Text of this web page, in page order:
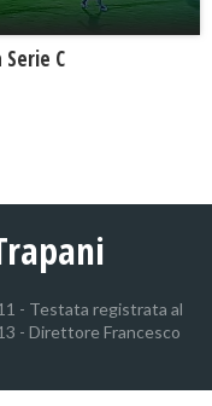
C
- Testata registrata al
- Direttore Francesco